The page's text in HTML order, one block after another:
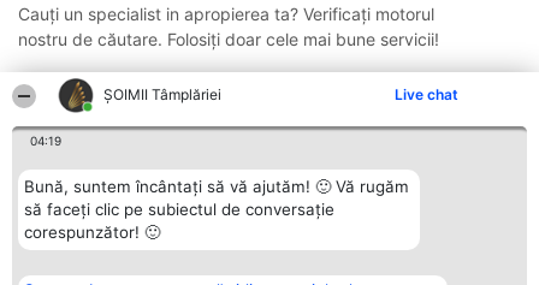
ȘOIMII Tâmplăriei Live chat
04:19
Bună, suntem încântați să vă ajutăm! 🙂 Vă rugăm
să faceți clic pe subiectul de conversație
corespunzător! 🙂
Cauți un specialist in apropierea ta? Verificați motorul
nostru de căutare. Folosiți doar cele mai bune servicii!